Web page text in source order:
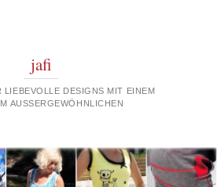
jafi
LIEBEVOLLE DESIGNS MIT EINEM
AUSSERGEWÖHNLICHEN